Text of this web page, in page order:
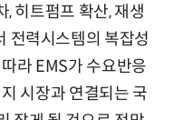
히트펌프 확산, 재생
전력시스템의 복잡성
라 EMS가 수요반응
시장과 연결되는 국